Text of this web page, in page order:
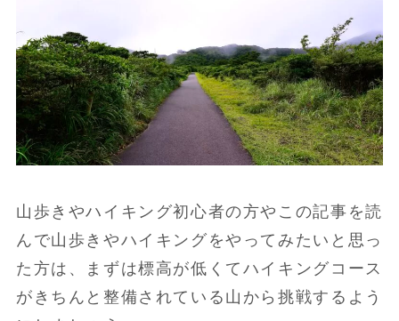
山歩きやハイキング初心者の方やこの記事を読
んで山歩きやハイキングをやってみたいと思っ
た方は、まずは標高が低くてハイキングコース
がきちんと整備されている山から挑戦するよう